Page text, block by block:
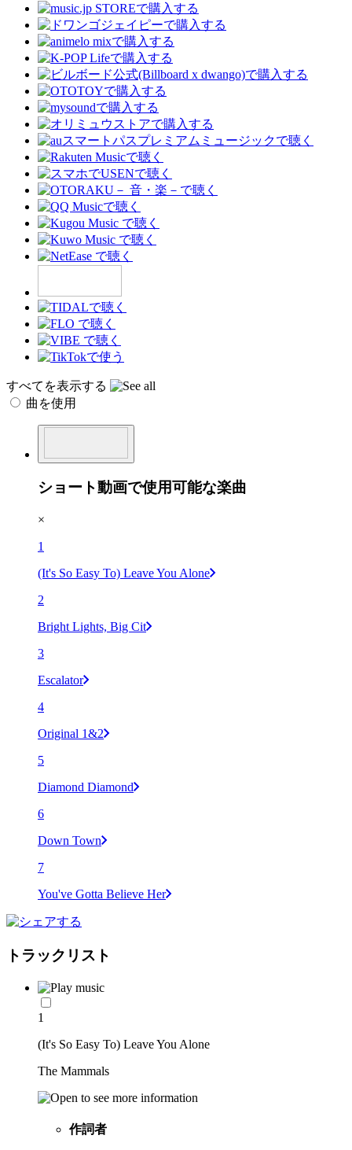
すべてを表示する
曲を使用
ショート動画で使用可能な楽曲
×
1
(It's So Easy To) Leave You Alone
2
Bright Lights, Big Cit
3
Escalator
4
Original 1&2
5
Diamond Diamond
6
Down Town
7
You've Gotta Believe Her
トラックリスト
1
(It's So Easy To) Leave You Alone
The Mammals
作詞者